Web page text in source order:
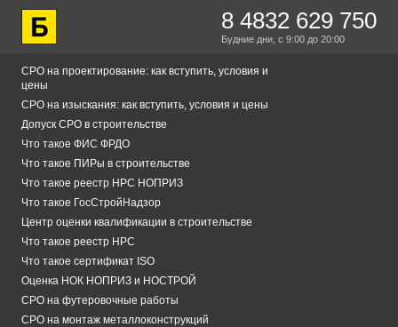
8 4832 629 750
Будние дни, с 9:00 до 20:00
СРО на проектирование: как вступить, условия и
цены
СРО на изыскания: как вступить, условия и цены
Допуск СРО в строительстве
Что такое ФИС ФРДО
Что такое ПИРы в строительстве
Что такое реестр НРС НОПРИЗ
Что такое ГосСтройНадзор
Центр оценки квалификации в строительстве
Что такое реестр НРС
Что такое сертификат ISO
Оценка НОК НОПРИЗ и НОСТРОЙ
СРО на футеровочные работы
СРО на монтаж металлоконструкций